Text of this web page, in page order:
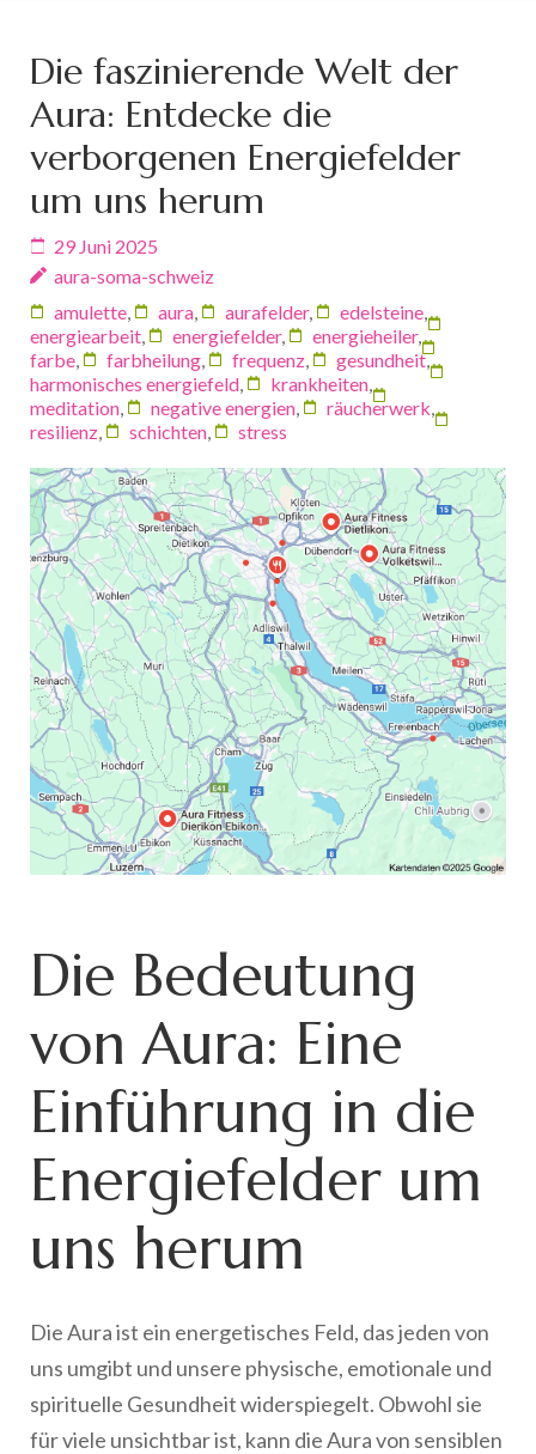
Die faszinierende Welt der
Aura: Entdecke die
verborgenen Energiefelder
um uns herum
29 Juni 2025
aura-soma-schweiz
amulette
aura aurafelder, edelsteine
energiearbeit
energiefelder, energieheiler,
farbe
farbheilung frequenz gesundheit,
harmonisches energiefeld
krankheiten
meditation
negative energien räucherwerk
resilienz
schichten stress
Die Bedeutung
von Aura: Eine
Einführung in die
Energiefelder um
uns herum
Die Aura ist ein energetisches Feld, das jeden von
uns umgibt und unsere physische, emotionale und
spirituelle Gesundheit widerspiegelt. Obwohl sie
für viele unsichtbar ist, kann die Aura von sensiblen